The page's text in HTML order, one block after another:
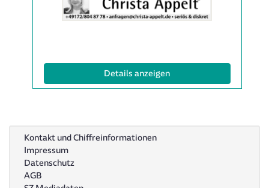
Anzeige
2049595
Details anzeigen(ID: 2049595)
Kontakt und Chiffreinformationen
Impressum
Datenschutz
AGB